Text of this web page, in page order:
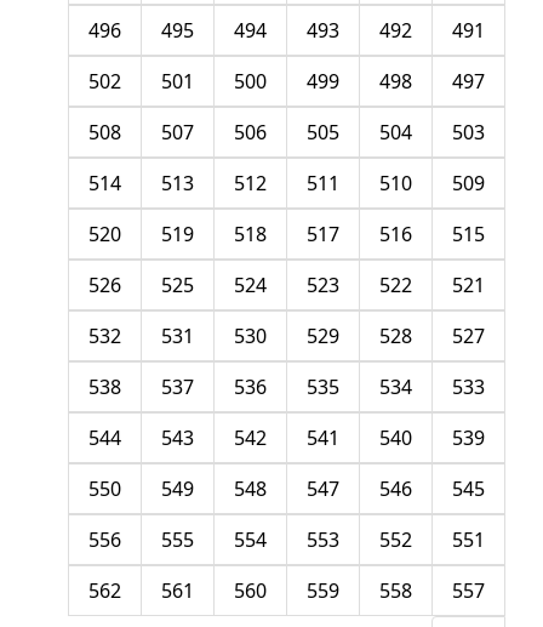
491
492
493
494
495
496
497
498
499
500
501
502
503
504
505
506
507
508
509
510
511
512
513
514
515
516
517
518
519
520
521
522
523
524
525
526
527
528
529
530
531
532
533
534
535
536
537
538
539
540
541
542
543
544
545
546
547
548
549
550
551
552
553
554
555
556
557
558
559
560
561
562